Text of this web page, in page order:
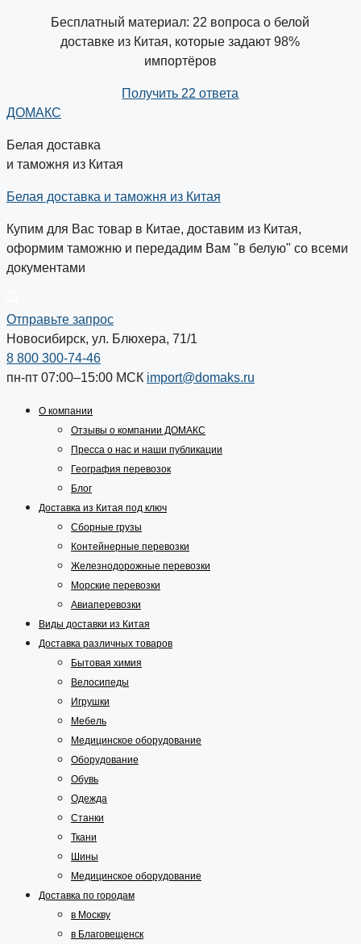
Бесплатный материал: 22 вопроса о белой
доставке из Китая, которые задают 98%
импортёров
Получить 22 ответа
ДОМАКС
Белая доставка
и таможня из Китая
Белая доставка и таможня из Китая
Купим для Вас товар в Китае, доставим из Китая,
оформим таможню и передадим Вам "в белую" со всеми
документами
Отправьте запрос
Новосибирск, ул. Блюхера, 71/1
8 800 300-74-46
пн-пт 07:00–15:00 МСК import@domaks.ru
О компании
Отзывы о компании ДОМАКС
Пресса о нас и наши публикации
География перевозок
Блог
Доставка из Китая под ключ
Сборные грузы
Контейнерные перевозки
Железнодорожные перевозки
Морские перевозки
Авиаперевозки
Виды доставки из Китая
Доставка различных товаров
Бытовая химия
Велосипеды
Игрушки
Мебель
Медицинское оборудование
Оборудование
Обувь
Одежда
Станки
Ткани
Шины
Медицинское оборудование
Доставка по городам
в Москву
в Благовещенск